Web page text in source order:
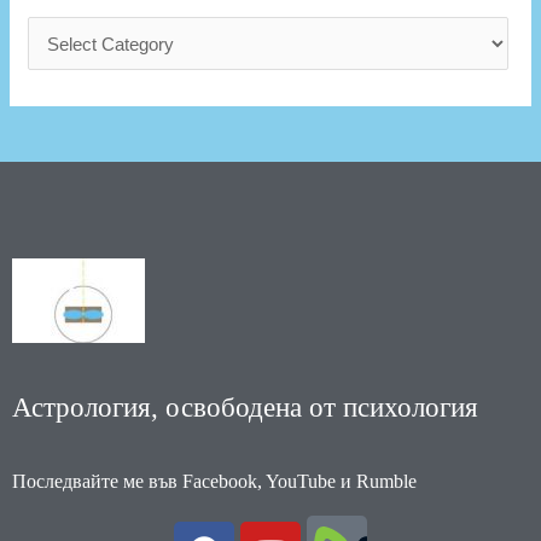
Астрология, освободена от психология
Последвайте ме във Facebook, YouTube и Rumble
F
Y